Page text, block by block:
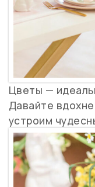
Цветы —
Давайте
устроим